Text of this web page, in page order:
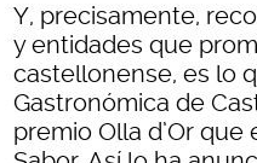
Y, precisamente,
y entidades que
castellonense, es lo
Gastronómica de
premio Olla d’Or